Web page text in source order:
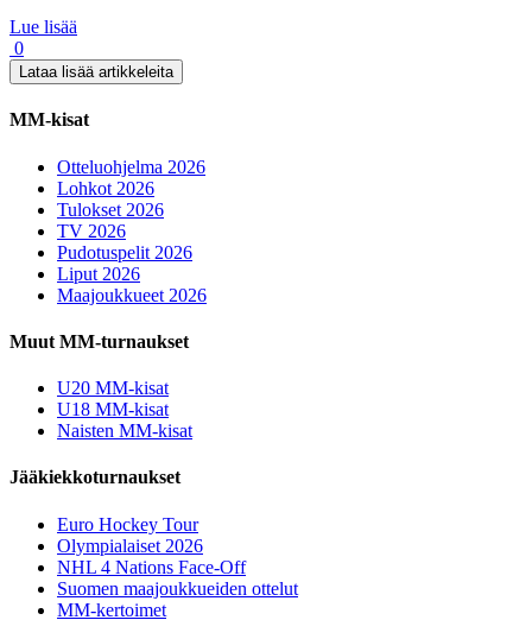
Lue lisää
0
Lataa lisää artikkeleita
MM-kisat
Otteluohjelma 2026
Lohkot 2026
Tulokset 2026
TV 2026
Pudotuspelit 2026
Liput 2026
Maajoukkueet 2026
Muut MM-turnaukset
U20 MM-kisat
U18 MM-kisat
Naisten MM-kisat
Jääkiekkoturnaukset
Euro Hockey Tour
Olympialaiset 2026
NHL 4 Nations Face-Off
Suomen maajoukkueiden ottelut
MM-kertoimet